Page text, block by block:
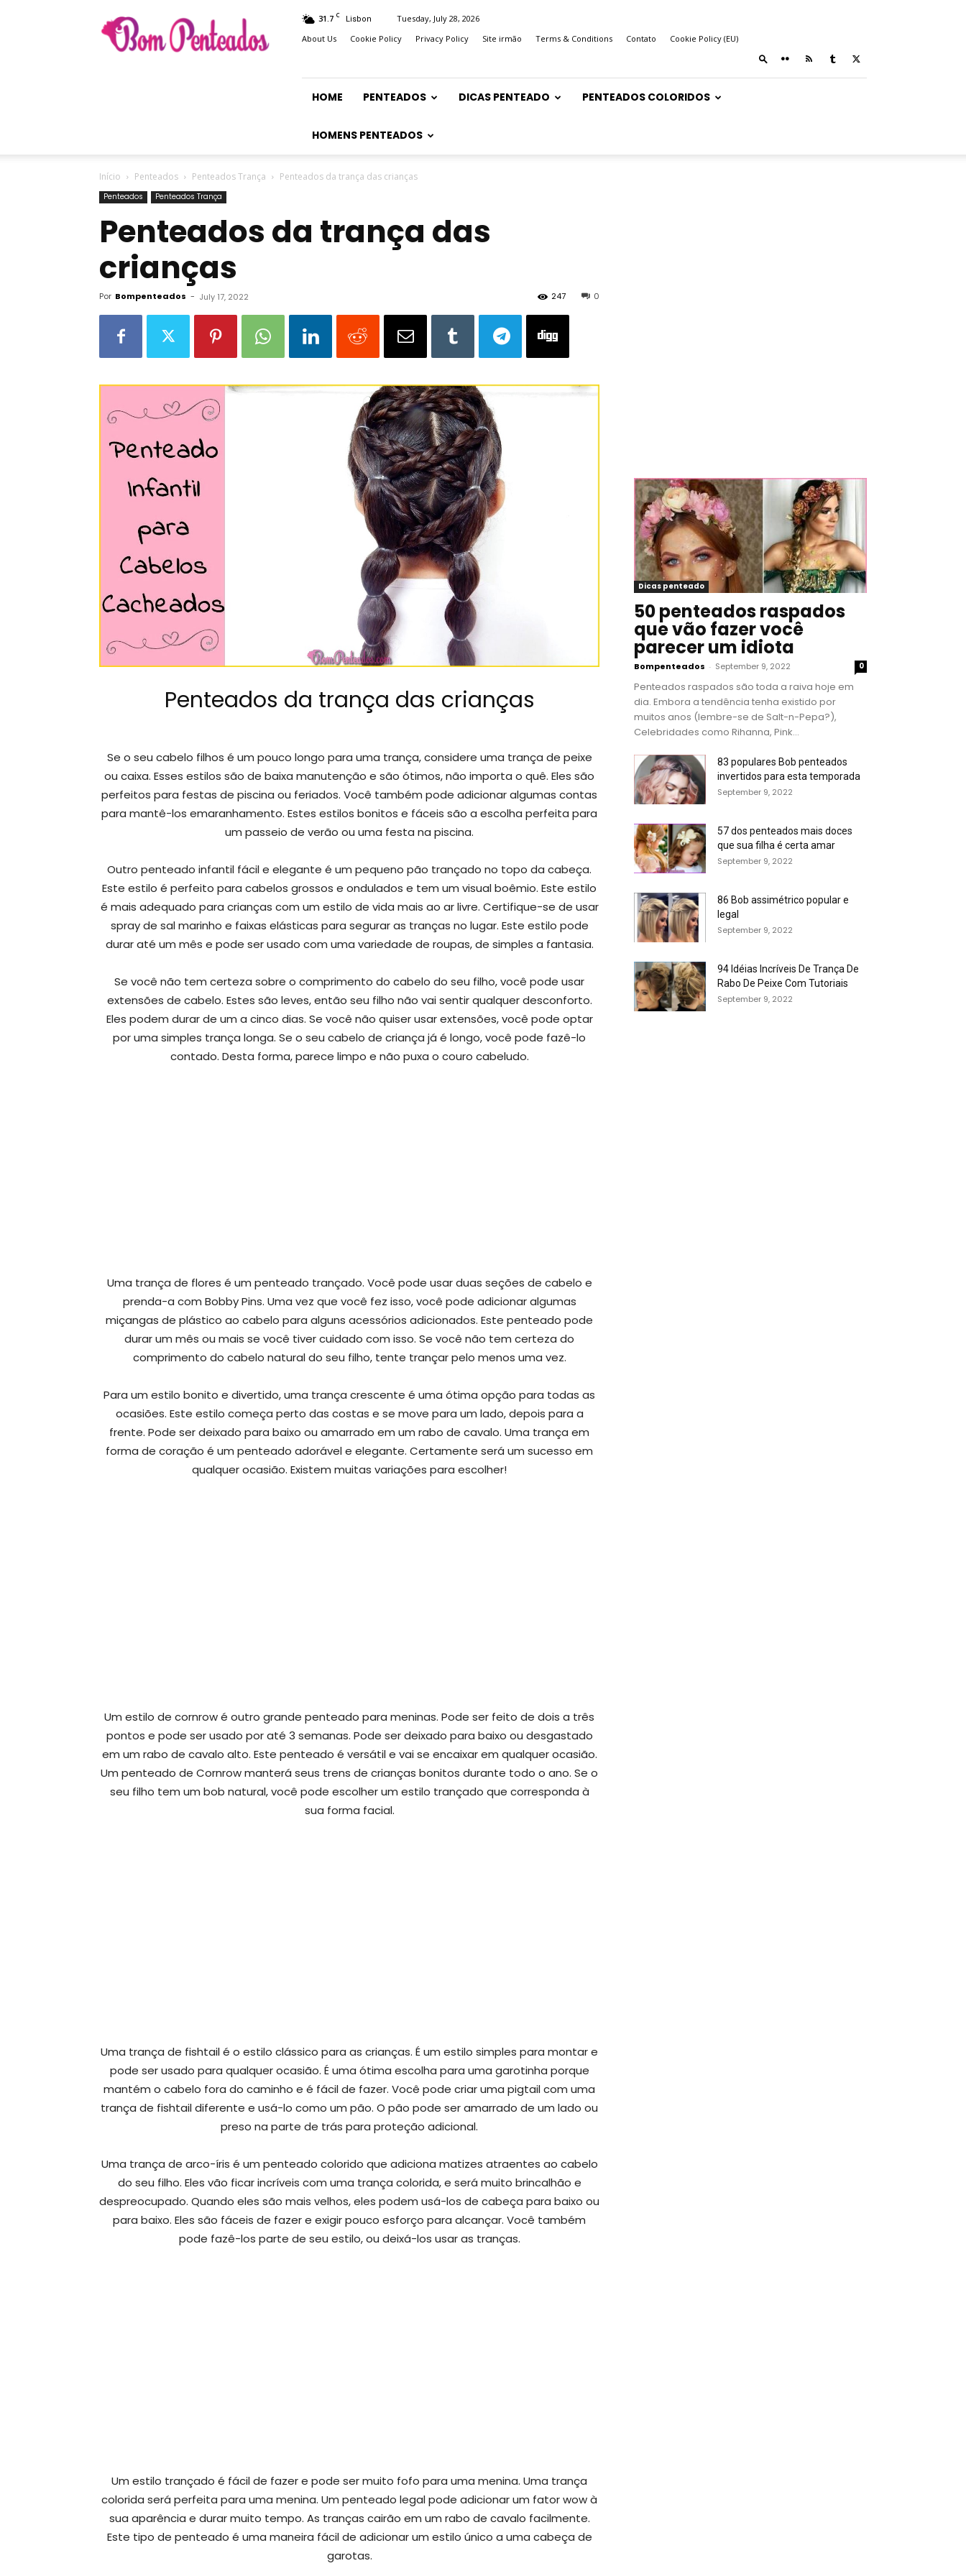
Penteados
31.7 C Lisbon
Tuesday, July 28, 2026
About Us
Cookie Policy Privacy Policy Site irmão Terms & Conditions Contato Cookie Policy (EU)
HOME PENTEADOS DICAS PENTEADO PENTEADOS COLORIDOS
HOMENS PENTEADOS
Início Penteados Penteados Trança Penteados da trança das crianças
Penteados Penteados Trança
Penteados da trança das
crianças
Por Bompenteados - July 17, 2022 0
247
Penteados da trança das crianças
Se o seu cabelo filhos é um pouco longo para uma trança, considere uma trança de peixe
ou caixa. Esses estilos são de baixa manutenção e são ótimos, não importa o quê. Eles são
perfeitos para festas de piscina ou feriados. Você também pode adicionar algumas contas
para mantê-los emaranhamento. Estes estilos bonitos e fáceis são a escolha perfeita para
um passeio de verão ou uma festa na piscina.
Outro penteado infantil fácil e elegante é um pequeno pão trançado no topo da cabeça.
Este estilo é perfeito para cabelos grossos e ondulados e tem um visual boêmio. Este estilo
é mais adequado para crianças com um estilo de vida mais ao ar livre. Certifique-se de usar
spray de sal marinho e faixas elásticas para segurar as tranças no lugar. Este estilo pode
durar até um mês e pode ser usado com uma variedade de roupas, de simples a fantasia.
Se você não tem certeza sobre o comprimento do cabelo do seu filho, você pode usar
extensões de cabelo. Estes são leves, então seu filho não vai sentir qualquer desconforto.
Eles podem durar de um a cinco dias. Se você não quiser usar extensões, você pode optar
por uma simples trança longa. Se o seu cabelo de criança já é longo, você pode fazê-lo
contado. Desta forma, parece limpo e não puxa o couro cabeludo.
Uma trança de flores é um penteado trançado. Você pode usar duas seções de cabelo e
prenda-a com Bobby Pins. Uma vez que você fez isso, você pode adicionar algumas
miçangas de plástico ao cabelo para alguns acessórios adicionados. Este penteado pode
durar um mês ou mais se você tiver cuidado com isso. Se você não tem certeza do
comprimento do cabelo natural do seu filho, tente trançar pelo menos uma vez.
Para um estilo bonito e divertido, uma trança crescente é uma ótima opção para todas as
ocasiões. Este estilo começa perto das costas e se move para um lado, depois para a
frente. Pode ser deixado para baixo ou amarrado em um rabo de cavalo. Uma trança em
forma de coração é um penteado adorável e elegante. Certamente será um sucesso em
qualquer ocasião. Existem muitas variações para escolher!
Um estilo de cornrow é outro grande penteado para meninas. Pode ser feito de dois a três
pontos e pode ser usado por até 3 semanas. Pode ser deixado para baixo ou desgastado
em um rabo de cavalo alto. Este penteado é versátil e vai se encaixar em qualquer ocasião.
Um penteado de Cornrow manterá seus trens de crianças bonitos durante todo o ano. Se o
seu filho tem um bob natural, você pode escolher um estilo trançado que corresponda à
sua forma facial.
Uma trança de fishtail é o estilo clássico para as crianças. É um estilo simples para montar e
pode ser usado para qualquer ocasião. É uma ótima escolha para uma garotinha porque
mantém o cabelo fora do caminho e é fácil de fazer. Você pode criar uma pigtail com uma
trança de fishtail diferente e usá-lo como um pão. O pão pode ser amarrado de um lado ou
preso na parte de trás para proteção adicional.
Uma trança de arco-íris é um penteado colorido que adiciona matizes atraentes ao cabelo
do seu filho. Eles vão ficar incríveis com uma trança colorida, e será muito brincalhão e
despreocupado. Quando eles são mais velhos, eles podem usá-los de cabeça para baixo ou
para baixo. Eles são fáceis de fazer e exigir pouco esforço para alcançar. Você também
pode fazê-los parte de seu estilo, ou deixá-los usar as tranças.
Um estilo trançado é fácil de fazer e pode ser muito fofo para uma menina. Uma trança
colorida será perfeita para uma menina. Um penteado legal pode adicionar um fator wow à
sua aparência e durar muito tempo. As tranças cairão em um rabo de cavalo facilmente.
Este tipo de penteado é uma maneira fácil de adicionar um estilo único a uma cabeça de
garotas.
Dicas penteado
50 penteados raspados
que vão fazer você
parecer um idiota
Bompenteados - September 9, 2022 0
Penteados raspados são toda a raiva hoje em
dia. Embora a tendência tenha existido por
muitos anos (lembre-se de Salt-n-Pepa?),
Celebridades como Rihanna, Pink...
83 populares Bob penteados
invertidos para esta temporada
September 9, 2022
57 dos penteados mais doces
que sua filha é certa amar
September 9, 2022
86 Bob assimétrico popular e
legal
September 9, 2022
94 Idéias Incríveis De Trança De
Rabo De Peixe Com Tutoriais
September 9, 2022